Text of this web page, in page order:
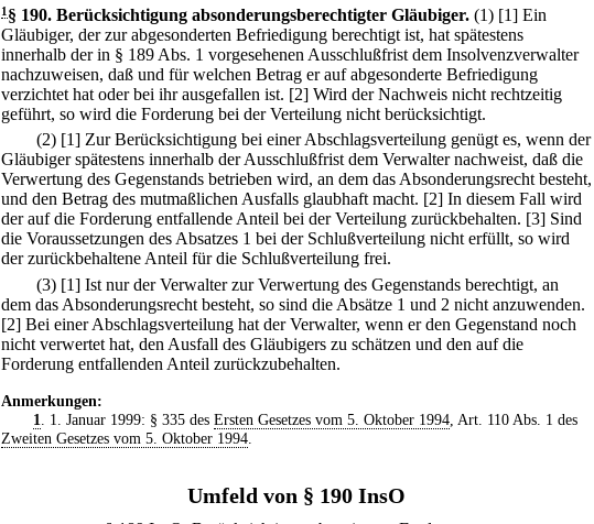
1 § 190. Berücksichtigung absonderungsberechtigter Gläubiger. (1) [1] Ein
Gläubiger, der zur abgesonderten Befriedigung berechtigt ist, hat spätestens
innerhalb der in § 189 Abs. 1 vorgesehenen Ausschlußfrist dem Insolvenzverwalter
nachzuweisen, daß und für welchen Betrag er auf abgesonderte Befriedigung
verzichtet hat oder bei ihr ausgefallen ist. [2] Wird der Nachweis nicht rechtzeitig
geführt, so wird die Forderung bei der Verteilung nicht berücksichtigt.
(2) [1] Zur Berücksichtigung bei einer Abschlagsverteilung genügt es, wenn der
Gläubiger spätestens innerhalb der Ausschlußfrist dem Verwalter nachweist, daß die
Verwertung des Gegenstands betrieben wird, an dem das Absonderungsrecht besteht,
und den Betrag des mutmaßlichen Ausfalls glaubhaft macht. [2] In diesem Fall wird
der auf die Forderung entfallende Anteil bei der Verteilung zurückbehalten. [3] Sind
die Voraussetzungen des Absatzes 1 bei der Schlußverteilung nicht erfüllt, so wird
der zurückbehaltene Anteil für die Schlußverteilung frei.
(3) [1] Ist nur der Verwalter zur Verwertung des Gegenstands berechtigt, an
dem das Absonderungsrecht besteht, so sind die Absätze 1 und 2 nicht anzuwenden.
[2] Bei einer Abschlagsverteilung hat der Verwalter, wenn er den Gegenstand noch
nicht verwertet hat, den Ausfall des Gläubigers zu schätzen und den auf die
Forderung entfallenden Anteil zurückzubehalten.
Anmerkungen:
1
. 1. Januar 1999: § 335 des Ersten Gesetzes vom 5. Oktober 1994, Art. 110 Abs. 1 des
Zweiten Gesetzes vom 5. Oktober 1994
Umfeld von § 190 InsO